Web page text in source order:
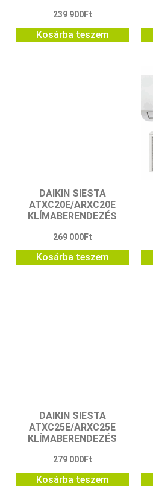
239 900Ft
Kosárba teszem
DAIKIN SIESTA
ATXC20E/ARXC20E
KLÍMABERENDEZÉS
269 000Ft
Kosárba teszem
DAIKIN SIESTA
ATXC25E/ARXC25E
KLÍMABERENDEZÉS
279 000Ft
Kosárba teszem